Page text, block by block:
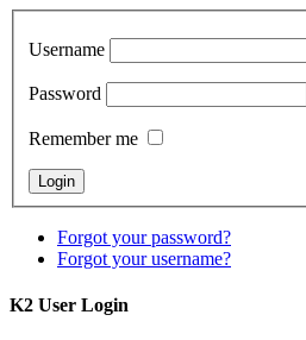
Username
Password
Remember me
Forgot your password?
Forgot your username?
K2 User Login